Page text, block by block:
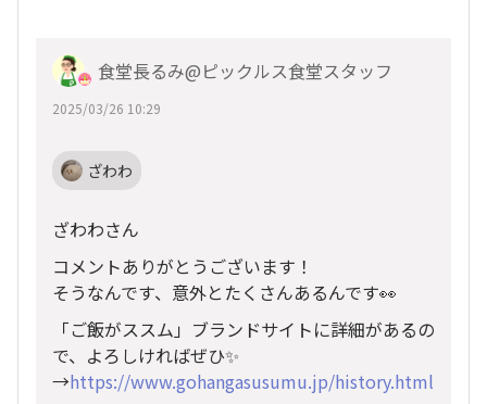
食堂長るみ@ピックルス食堂スタッフ
2025/03/26 10:29
ざわわ
ざわわさん
コメントありがとうございます！
そうなんです、意外とたくさんあるんです👀
「ご飯がススム」ブランドサイトに詳細があるの
で、よろしければぜひ✨
→https://www.gohangasusumu.jp/history.html